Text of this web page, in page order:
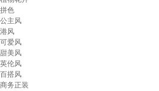
拼色
公主风
港风
可爱风
甜美风
英伦风
百搭风
商务正装